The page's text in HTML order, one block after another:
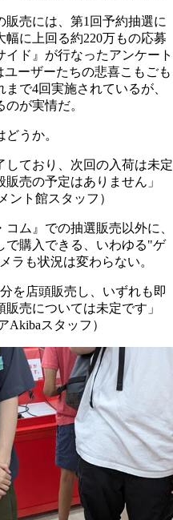
売には、第1回予約抽選に
に上回る約220万もの応募
ド』が行なったアンケート
ユーザーたちの悲喜こもごも
で4回実施されているが、
が実情だ。
うか。
しており、次回の入荷は未定
売の予定はありません」
ント館スタッフ）
ム』での抽選販売以外に、
で購入できる、いわゆる"ゲ
ラも状況は変わらない。
を店頭販売し、いずれも即
売については未定です」
Akibaスタッフ）